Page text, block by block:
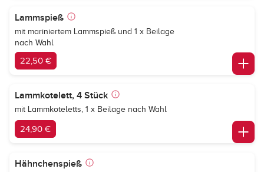
Lammspieß
mit mariniertem Lammspieß und 1 x Beilage
nach Wahl
22,50 €
Lammkotelett, 4 Stück
mit Lammkoteletts, 1 x Beilage nach Wahl
24,90 €
Hähnchenspieß